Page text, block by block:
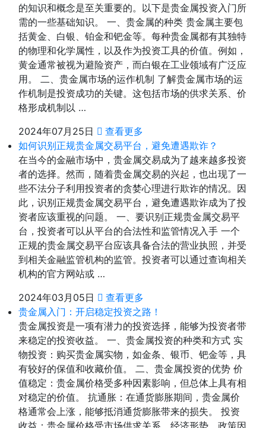
的知识和概念是至关重要的。以下是贵金属投资入门所
需的一些基础知识。 一、贵金属的种类 贵金属主要包
括黄金、白银、铂金和钯金等。每种贵金属都有其独特
的物理和化学属性，以及作为投资工具的价值。例如，
黄金通常被视为避险资产，而白银在工业领域有广泛应
用。 二、贵金属市场的运作机制 了解贵金属市场的运
作机制是投资成功的关键。这包括市场的供求关系、价
格形成机制以 …
2024年07月25日
查看更多
如何识别正规贵金属交易平台，避免遭遇欺诈？
在当今的金融市场中，贵金属交易成为了越来越多投资
者的选择。然而，随着贵金属交易的兴起，也出现了一
些不法分子利用投资者的贪婪心理进行欺诈的情况。因
此，识别正规贵金属交易平台，避免遭遇欺诈成为了投
资者应该重视的问题。 一、要识别正规贵金属交易平
台，投资者可以从平台的合法性和监管情况入手 一个
正规的贵金属交易平台应该具备合法的营业执照，并受
到相关金融监管机构的监管。投资者可以通过查询相关
机构的官方网站或 …
2024年03月05日
查看更多
贵金属入门：开启稳定投资之路！
贵金属投资是一项有潜力的投资选择，能够为投资者带
来稳定的投资收益。 一、贵金属投资的种类和方式 实
物投资：购买贵金属实物，如金条、银币、钯金等，具
有较好的保值和收藏价值。 二、贵金属投资的优势 价
值稳定：贵金属价格受多种因素影响，但总体上具有相
对稳定的价值。 抗通胀：在通货膨胀期间，贵金属价
格通常会上涨，能够抵消通货膨胀带来的损失。 投资
收益：贵金属价格受市场供求关系、经济形势、政策因